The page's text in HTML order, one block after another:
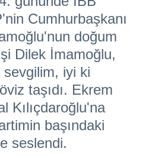
Cumhurbaşkanı
doğum
Dilek İmamoğlu,
iyi ki
taşıdı. Ekrem
Kılıçdaroğlu'na
başındaki
seslendi.